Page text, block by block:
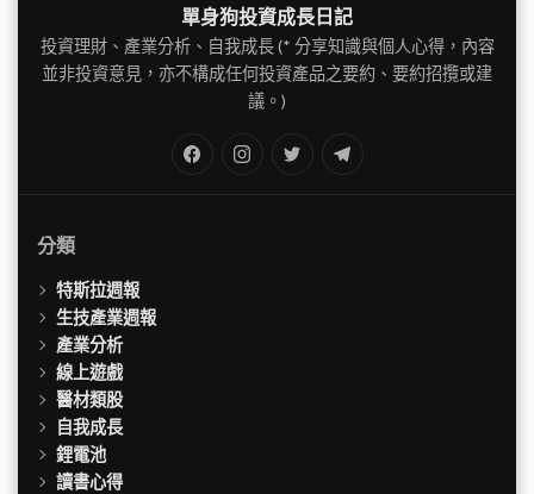
單身狗投資成長日記
投資理財、產業分析、自我成長 (* 分享知識與個人心得，內容
並非投資意見，亦不構成任何投資產品之要約、要約招攬或建
議。)
Twitter
分類
特斯拉週報
生技產業週報
產業分析
線上遊戲
醫材類股
自我成長
鋰電池
讀書心得